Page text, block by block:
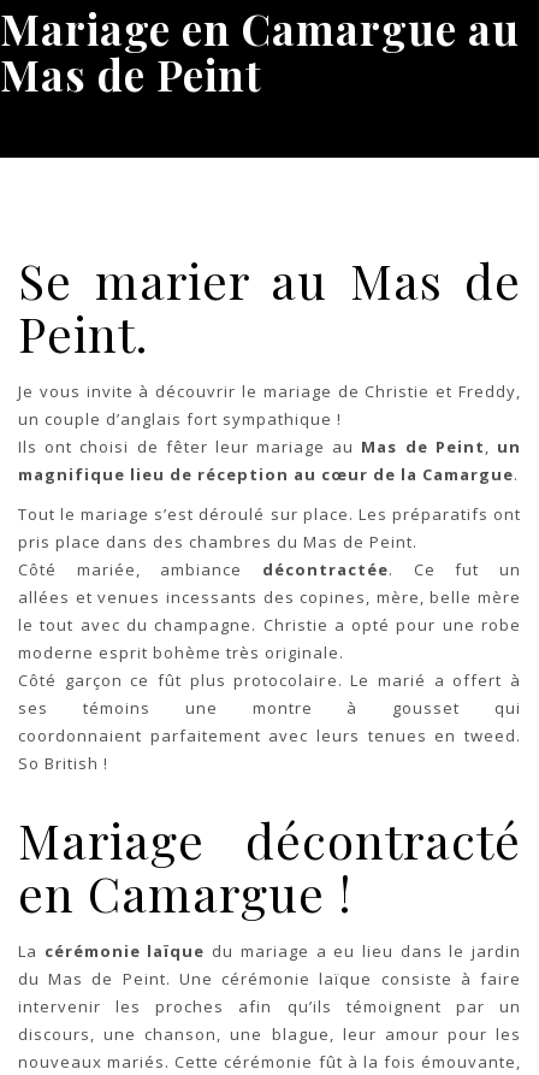
Mariage en Camargue au
Mas de Peint
Se marier au Mas de
Peint.
Je vous invite à découvrir le mariage de Christie et Freddy,
un couple d’anglais fort sympathique !
Ils ont choisi de fêter leur mariage au Mas de Peint, un
magnifique lieu de réception au cœur de la Camargue.
Tout le mariage s’est déroulé sur place. Les préparatifs ont
pris place dans des chambres du Mas de Peint.
Côté mariée, ambiance décontractée. Ce fut un
allées et venues incessants des copines, mère, belle mère
le tout avec du champagne. Christie a opté pour une robe
moderne esprit bohème très originale.
Côté garçon ce fût plus protocolaire. Le marié a offert à
ses témoins une montre à gousset qui
coordonnaient parfaitement avec leurs tenues en tweed.
So British !
Mariage décontracté
en Camargue !
La cérémonie laïque du mariage a eu lieu dans le jardin
du Mas de Peint. Une cérémonie laïque consiste à faire
intervenir les proches afin qu’ils témoignent par un
discours, une chanson, une blague, leur amour pour les
nouveaux mariés. Cette cérémonie fût à la fois émouvante,